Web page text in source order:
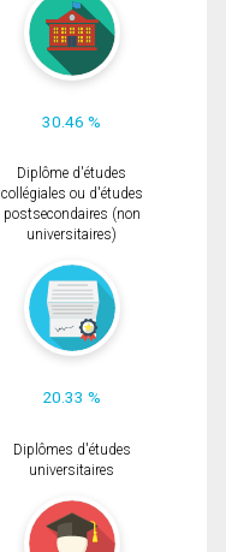
30.46 %
Diplôme d'études
collégiales ou d'études
postsecondaires (non
universitaires)
20.33 %
Diplômes d'études
universitaires